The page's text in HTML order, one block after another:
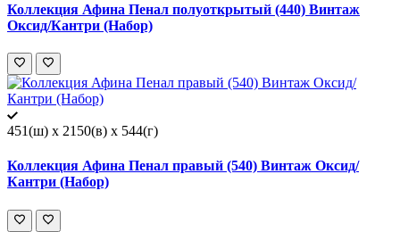
Коллекция Афина Пенал полуоткрытый (440) Винтаж
Оксид/Кантри (Набор)
451(ш) x 2150(в) x 544(г)
Коллекция Афина Пенал правый (540) Винтаж Оксид/
Кантри (Набор)